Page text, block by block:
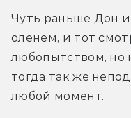
Чуть раньше Дон и
оленем, и тот
любопытством, но
тогда так же
любой момент.